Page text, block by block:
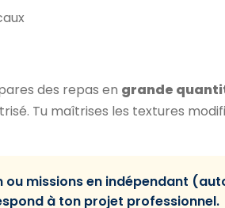
des repas en grande
Tu maîtrises les textures
ou missions en indépendant
à ton projet professionnel.